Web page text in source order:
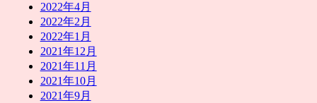
2022年4月
2022年2月
2022年1月
2021年12月
2021年11月
2021年10月
2021年9月